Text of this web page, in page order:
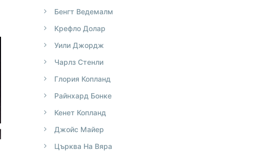
Бенгт Ведемалм
Крефло Долар
Уили Джордж
Чарлз Стенли
Глория Копланд
Райнхард Бонке
Кенет Копланд
Джойс Майер
Църква На Вяра